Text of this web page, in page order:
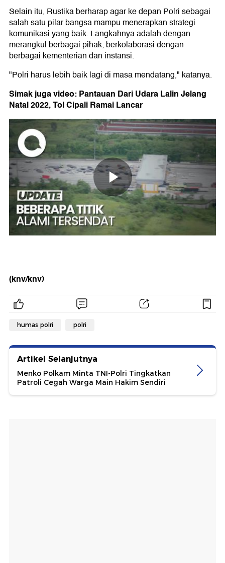
Selain itu, Rustika berharap agar ke depan Polri sebagai
salah satu pilar bangsa mampu menerapkan strategi
komunikasi yang baik. Langkahnya adalah dengan
merangkul berbagai pihak, berkolaborasi dengan
berbagai kementerian dan instansi.
"Polri harus lebih baik lagi di masa mendatang," katanya.
Simak juga video: Pantauan Dari Udara Lalin Jelang
Natal 2022, Tol Cipali Ramai Lancar
(knv/knv)
humas polri polri
Artikel Selanjutnya
Menko Polkam Minta TNI-Polri Tingkatkan
Patroli Cegah Warga Main Hakim Sendiri